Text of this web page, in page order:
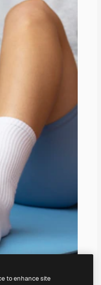
to enhance site